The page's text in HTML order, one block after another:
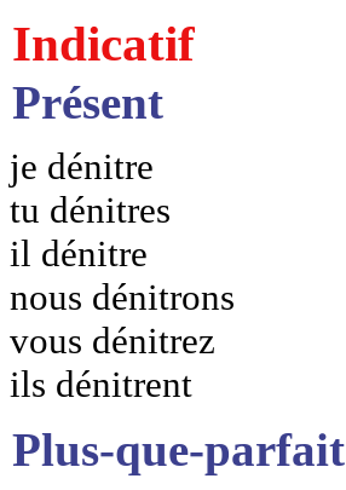
Indicatif
Présent
je dénitre
tu dénitres
il dénitre
nous dénitrons
vous dénitrez
ils dénitrent
Plus-que-parfait